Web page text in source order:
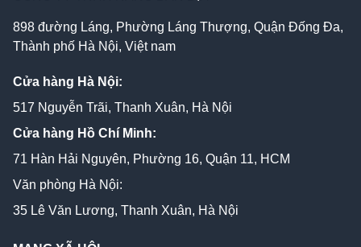
898 đường Láng, Phường Láng Thượng, Quận Đống Đa,
Thành phố Hà Nội, Việt nam
Cửa hàng Hà Nội:
517 Nguyễn Trãi, Thanh Xuân, Hà Nội
Cửa hàng Hồ Chí Minh:
71 Hàn Hải Nguyên, Phường 16, Quận 11, HCM
Văn phòng Hà Nội:
35 Lê Văn Lương, Thanh Xuân, Hà Nội